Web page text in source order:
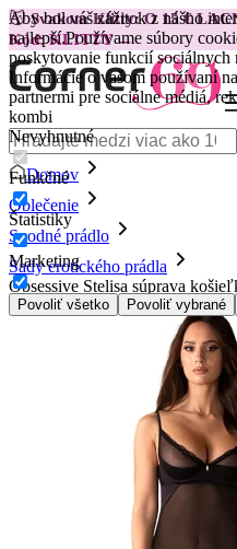
Aby bol váš zážitok z nášho
najlepší.Používame súbory
poskytovanie funkcií sociálnych
Informácie o vašom používaní
partnermi pre sociálne médiá,
kombi
Nevyhnutné
Funkčné
Štatistiky
Marketing
Povoliť všetko Povoliť vybrané
😽Svakom Klitty: O 15 €
Kód: KLITTY →
Domov
Oblečenie
Spodné prádlo
Sady erotického prádla
Obsessive Stelisa súprava